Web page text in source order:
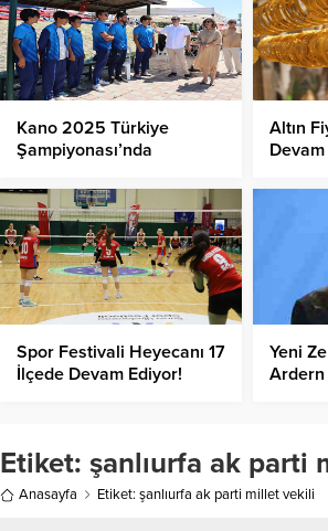
Kano 2025 Türkiye
Şampiyonası’nda
Buldu!
Altın
Spor Festivali Heyecanı 17
İlçede Devam Ediyor!
Yeni
Etiket: şanlıurfa ak parti
Anasayfa Etiket: şanlıurfa ak parti millet vekili